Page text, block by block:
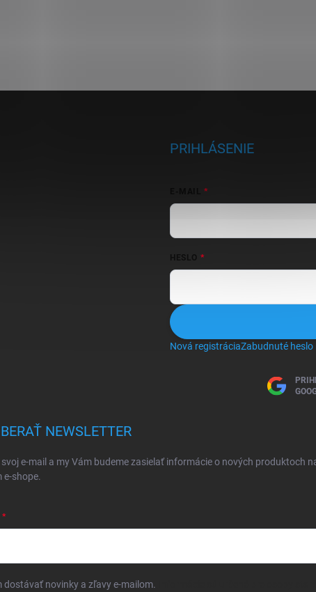
PRIHLÁSENIE
HESLO
Nová registráciaZabudnuté heslo
NEWSLETTER
e-mail a my Vám budeme zasielať informácie o nových produktoch
e-shope.
dostávať novinky a zľavy e-mailom.